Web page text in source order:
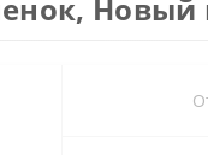
Новый